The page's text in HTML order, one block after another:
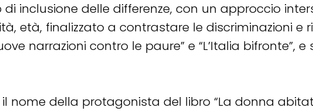
inclusione delle differenze, con un approccio
età, finalizzato a contrastare le discriminazioni e
narrazioni contro le paure” e “L’Italia bifronte”,
nome della protagonista del libro “La donna